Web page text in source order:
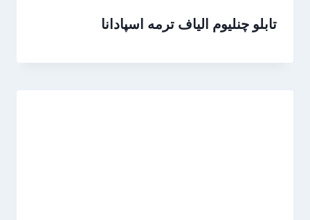
تابلو چنلیوم الیاف ترمه اسپادانا